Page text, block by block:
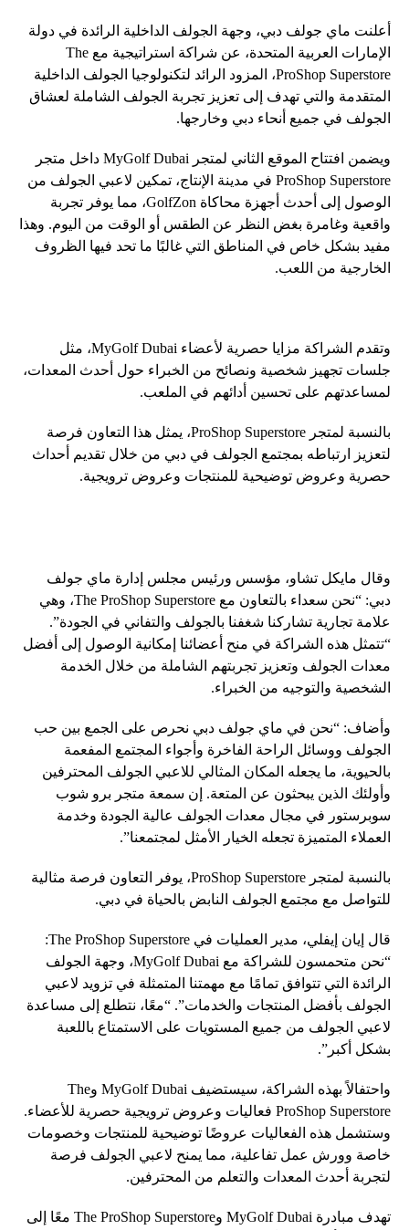
أعلنت ماي جولف دبي، وجهة الجولف الداخلية الرائدة في دولة
الإمارات العربية المتحدة، عن شراكة استراتيجية مع The
ProShop Superstore، المزود الرائد لتكنولوجيا الجولف الداخلية
المتقدمة والتي تهدف إلى تعزيز تجربة الجولف الشاملة لعشاق
الجولف في جميع أنحاء دبي وخارجها.
ويضمن افتتاح الموقع الثاني لمتجر MyGolf Dubai داخل متجر
ProShop Superstore في مدينة الإنتاج، تمكين لاعبي الجولف من
الوصول إلى أحدث أجهزة محاكاة GolfZon، مما يوفر تجربة
واقعية وغامرة بغض النظر عن الطقس أو الوقت من اليوم. وهذا
مفيد بشكل خاص في المناطق التي غالبًا ما تحد فيها الظروف
الخارجية من اللعب.
وتقدم الشراكة مزايا حصرية لأعضاء MyGolf Dubai، مثل
جلسات تجهيز شخصية ونصائح من الخبراء حول أحدث المعدات،
لمساعدتهم على تحسين أدائهم في الملعب.
بالنسبة لمتجر ProShop Superstore، يمثل هذا التعاون فرصة
لتعزيز ارتباطه بمجتمع الجولف في دبي من خلال تقديم أحداث
حصرية وعروض توضيحية للمنتجات وعروض ترويجية.
وقال مايكل تشاو، مؤسس ورئيس مجلس إدارة ماي جولف
دبي: “نحن سعداء بالتعاون مع The ProShop Superstore، وهي
علامة تجارية تشاركنا شغفنا بالجولف والتفاني في الجودة”.
“تتمثل هذه الشراكة في منح أعضائنا إمكانية الوصول إلى أفضل
معدات الجولف وتعزيز تجربتهم الشاملة من خلال الخدمة
الشخصية والتوجيه من الخبراء.
وأضاف: “نحن في ماي جولف دبي نحرص على الجمع بين حب
الجولف ووسائل الراحة الفاخرة وأجواء المجتمع المفعمة
بالحيوية، ما يجعله المكان المثالي للاعبي الجولف المحترفين
وأولئك الذين يبحثون عن المتعة. إن سمعة متجر برو شوب
سوبرستور في مجال معدات الجولف عالية الجودة وخدمة
العملاء المتميزة تجعله الخيار الأمثل لمجتمعنا”.
بالنسبة لمتجر ProShop Superstore، يوفر التعاون فرصة مثالية
للتواصل مع مجتمع الجولف النابض بالحياة في دبي.
قال إيان إيفلي، مدير العمليات في The ProShop Superstore:
“نحن متحمسون للشراكة مع MyGolf Dubai، وجهة الجولف
الرائدة التي تتوافق تمامًا مع مهمتنا المتمثلة في تزويد لاعبي
الجولف بأفضل المنتجات والخدمات”. “معًا، نتطلع إلى مساعدة
لاعبي الجولف من جميع المستويات على الاستمتاع باللعبة
بشكل أكبر”.
واحتفالاً بهذه الشراكة، سيستضيف MyGolf Dubai وThe
ProShop Superstore فعاليات وعروض ترويجية حصرية للأعضاء.
وستشمل هذه الفعاليات عروضًا توضيحية للمنتجات وخصومات
خاصة وورش عمل تفاعلية، مما يمنح لاعبي الجولف فرصة
لتجربة أحدث المعدات والتعلم من المحترفين.
تهدف مبادرة MyGolf Dubai وThe ProShop Superstore معًا إلى